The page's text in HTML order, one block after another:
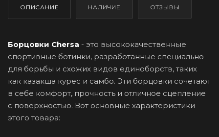
ОПИСАНИЕ НАЛИЧИЕ ОТЗЫВЫ
Борцовки Chersa - это высококачественные
спортивные ботинки, разработанные специально
для борьбы и схожих видов единоборств, таких
как казакша курес и самбо. Эти борцовки сочетают
в себе комфорт, прочность и отличное сцепление
с поверхностью. Вот основные характеристики
этого товара: